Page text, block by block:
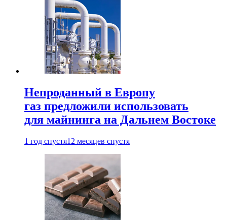
Непроданный в Европу
газ предложили использовать
для майнинга на Дальнем Востоке
1 год спустя12 месяцев спустя